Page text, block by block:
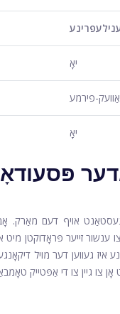
יאָ
אַוועק-פירמע
יאָ
אויף דעם מאַרק.
זייער פּראָדוקטן מיט אן
געווען דער מויל